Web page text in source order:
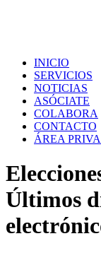
INICIO
SERVICIOS
NOTICIAS
ASÓCIATE
COLABORA
CONTACTO
ÁREA
Últimos